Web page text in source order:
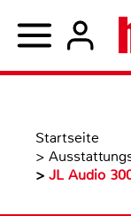
Startseite
>
> JL Audio